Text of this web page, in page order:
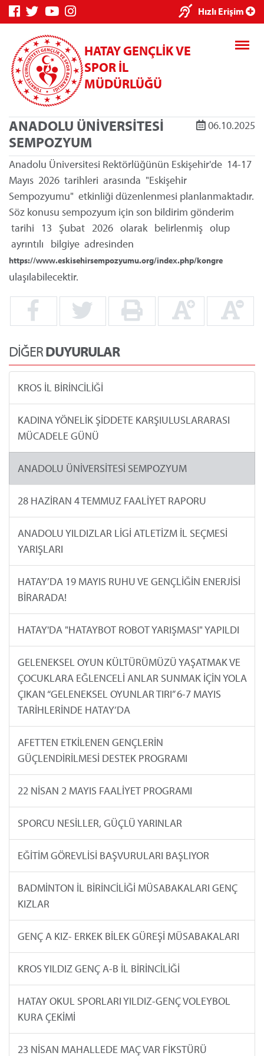
Hızlı Erişim
HATAY GENÇLİK VE
SPOR İL
MÜDÜRLÜĞÜ
ANADOLU ÜNİVERSİTESİ
SEMPOZYUM
06.10.2025
Anadolu Üniversitesi Rektörlüğünün Eskişehir'de 14-17
Mayıs 2026 tarihleri arasında "Eskişehir
Sempozyumu" etkinliği düzenlenmesi planlanmaktadır.
Söz konusu sempozyum için son bildirim gönderim
tarihi 13 Şubat 2026 olarak belirlenmiş olup
ayrıntılı bilgiye adresinden
https://www.eskisehirsempozyumu.org/index.php/kongre
ulaşılabilecektir.
DİĞERDUYURULAR
KROS İL BİRİNCİLİĞİ
KADINA YÖNELİK ŞİDDETE KARŞIULUSLARARASI
MÜCADELE GÜNÜ
ANADOLU ÜNİVERSİTESİ SEMPOZYUM
28 HAZİRAN 4 TEMMUZ FAALİYET RAPORU
ANADOLU YILDIZLAR LİGİ ATLETİZM İL SEÇMESİ
YARIŞLARI
HATAY’DA 19 MAYIS RUHU VE GENÇLİĞİN ENERJİSİ
BİRARADA!
HATAY'DA "HATAYBOT ROBOT YARIŞMASI" YAPILDI
GELENEKSEL OYUN KÜLTÜRÜMÜZÜ YAŞATMAK VE
ÇOCUKLARA EĞLENCELİ ANLAR SUNMAK İÇİN YOLA
ÇIKAN “GELENEKSEL OYUNLAR TIRI” 6-7 MAYIS
TARİHLERİNDE HATAY’DA
AFETTEN ETKİLENEN GENÇLERİN
GÜÇLENDİRİLMESİ DESTEK PROGRAMI
22 NİSAN 2 MAYIS FAALİYET PROGRAMI
SPORCU NESİLLER, GÜÇLÜ YARINLAR
EĞİTİM GÖREVLİSİ BAŞVURULARI BAŞLIYOR
BADMİNTON İL BİRİNCİLİĞİ MÜSABAKALARI GENÇ
KIZLAR
GENÇ A KIZ- ERKEK BİLEK GÜREŞİ MÜSABAKALARI
KROS YILDIZ GENÇ A-B İL BİRİNCİLİĞİ
HATAY OKUL SPORLARI YILDIZ-GENÇ VOLEYBOL
KURA ÇEKİMİ
23 NİSAN MAHALLEDE MAÇ VAR FİKSTÜRÜ
×
Genç Bilgi
Sistemi
Spor Bilgi
Kredi/Yurt
Kredi/Yurt E-
Ödeme